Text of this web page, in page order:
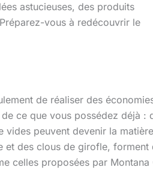
astucieuses, des produits
vous à redécouvrir le
de réaliser des
ce que vous possédez déjà :
vides peuvent devenir la matière
et des clous de girofle, forment
celles proposées par Montana